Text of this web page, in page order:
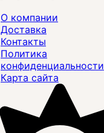
О компании
Доставка
Контакты
Политика
конфиденциальности
Карта сайта